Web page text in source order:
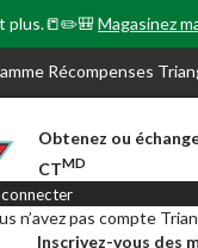
plus.📒✏️🎒Magasinez
Récompenses
Obtenez ou
CTMD
connecter
n’avez pas compte
Inscrivez-vous des
Party City